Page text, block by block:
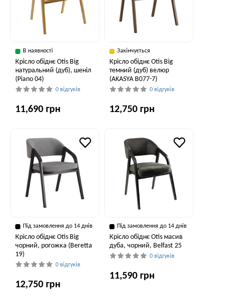
В наявності
Крісло обіднє Otis Big
натуральний (дуб), шеніл
(Piano 04)
0 відгуків
11,690 грн
Закінчується
Крісло обіднє Otis Big
темний (дуб) велюр
(AKASYA В077-7)
0 відгуків
12,750 грн
Під замовлення до 14 днів
Крісло обіднє Otis Big
чорний, рогожка (Beretta
19)
0 відгуків
12,750 грн
Під замовлення до 14 днів
Крісло обіднє Otis масив
дуба, чорний, Belfast 25
0 відгуків
11,590 грн